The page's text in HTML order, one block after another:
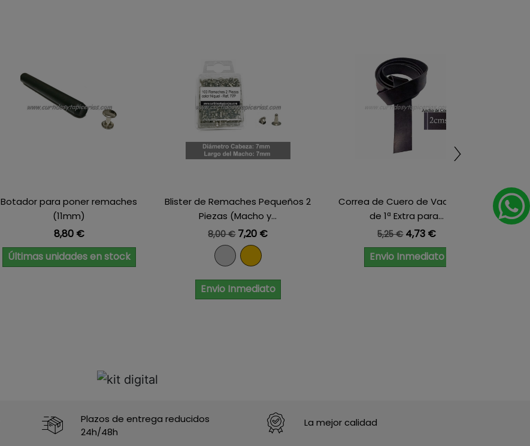
Botador para poner remaches
(11mm)
Precio
8,80 €
Últimas unidades en stock
Blister de Remaches Pequeños 2
Piezas (Macho y...
Precio base
8,00 € Precio
7,20 €
NiquelDorado
Envio Inmediato
Correa de Cuero de Vaquetilla
de 1ª Extra para...
Precio base
5,25 € Precio
4,73 €
Envio Inmediato
Plazos de entrega reducidos
24h/48h
La mejor calidad